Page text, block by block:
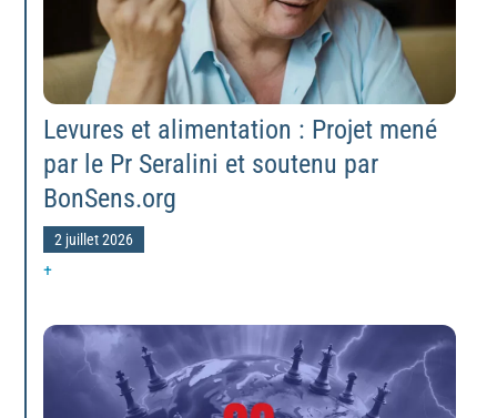
Levures et alimentation : Projet mené
par le Pr Seralini et soutenu par
BonSens.org
2 juillet 2026
+